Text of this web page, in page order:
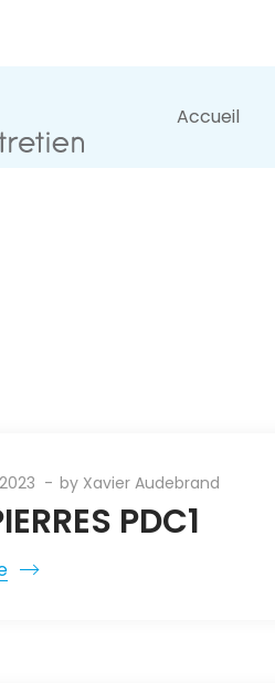
Accueil
by Xavier Audebrand
PDC1